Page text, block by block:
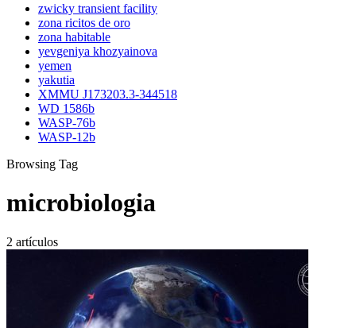
zwicky transient facility
zona ricitos de oro
zona habitable
yevgeniya khozyainova
yemen
yakutia
XMMU J173203.3-344518
WD 1586b
WASP-76b
WASP-12b
Browsing Tag
microbiologia
2 artículos